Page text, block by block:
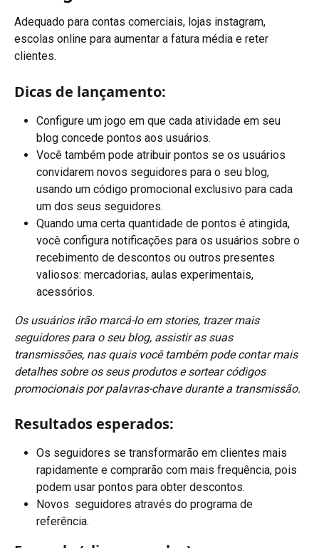
Adequado para contas comerciais, lojas instagram,
escolas online para aumentar a fatura média e reter
clientes.
Dicas de lançamento:
Configure um jogo em que cada atividade em seu
blog concede pontos aos usuários.
Você também pode atribuir pontos se os usuários
convidarem novos seguidores para o seu blog,
usando um código promocional exclusivo para cada
um dos seus seguidores.
Quando uma certa quantidade de pontos é atingida,
você configura notificações para os usuários sobre o
recebimento de descontos ou outros presentes
valiosos: mercadorias, aulas experimentais,
acessórios.
Os usuários irão marcá-lo em stories, trazer mais
seguidores para o seu blog, assistir as suas
transmissões, nas quais você também pode contar mais
detalhes sobre os seus produtos e sortear códigos
promocionais por palavras-chave durante a transmissão.
Resultados esperados:
Os seguidores se transformarão em clientes mais
rapidamente e comprarão com mais frequência, pois
podem usar pontos para obter descontos.
Novos  seguidores através do programa de
referência.